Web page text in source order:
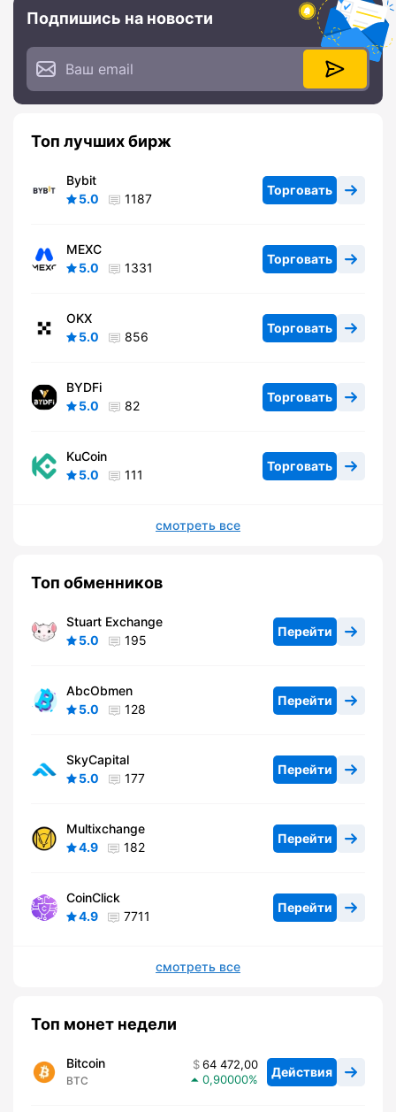
Подпишись на новости
Топ лучших бирж
Bybit
5.0
1187
Торговать
MEXC
5.0
1331
Торговать
OKX
5.0
856
Торговать
BYDFi
5.0
82
Торговать
KuCoin
5.0
111
Торговать
смотреть все
Топ обменников
Stuart Exchange
5.0
195
Перейти
AbcObmen
5.0
128
Перейти
SkyCapital
5.0
177
Перейти
Multixchange
4.9
182
Перейти
CoinClick
4.9
7711
Перейти
смотреть все
Топ монет недели
Bitcoin
BTC
64 472,00
0,90000
Действия